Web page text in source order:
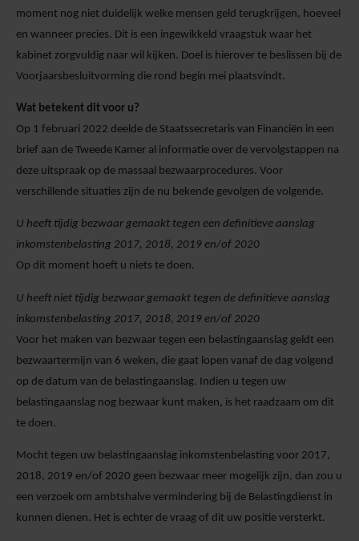
moment nog niet duidelijk welke mensen geld terugkrijgen, hoeveel
en wanneer precies. Dit is een ingewikkeld vraagstuk waar het
kabinet zorgvuldig naar wil kijken. Doel is hierover te beslissen bij de
Voorjaarsbesluitvorming die rond begin mei plaatsvindt.
Wat betekent dit voor u?
Op 1 februari 2022 deelde de Staatssecretaris van Financiën in een
brief aan de Tweede Kamer al informatie over de vervolgstappen na
deze uitspraak op de massaal bezwaarprocedures. Voor
verschillende situaties zijn de nu bekende gevolgen de volgende.
U heeft tijdig bezwaar gemaakt tegen een definitieve aanslag
inkomstenbelasting 2017, 2018, 2019 en/of 2020
Op dit moment hoeft u niets te doen.
U heeft niet tijdig bezwaar gemaakt tegen de definitieve aanslag
inkomstenbelasting 2017, 2018, 2019 en/of 2020
Voor het maken van bezwaar tegen een belastingaanslag geldt een
bezwaartermijn van 6 weken, die gaat lopen vanaf de dag volgend
op de datum van de belastingaanslag. Indien u tegen uw
belastingaanslag nog bezwaar kunt maken, is het raadzaam om dit
te doen.
Mocht tegen uw belastingaanslag inkomstenbelasting voor 2017,
2018, 2019 en/of 2020 geen bezwaar meer mogelijk zijn, dan zou u
een verzoek om ambtshalve vermindering bij de Belastingdienst in
kunnen dienen. Het is echter de vraag of dit uw positie versterkt.